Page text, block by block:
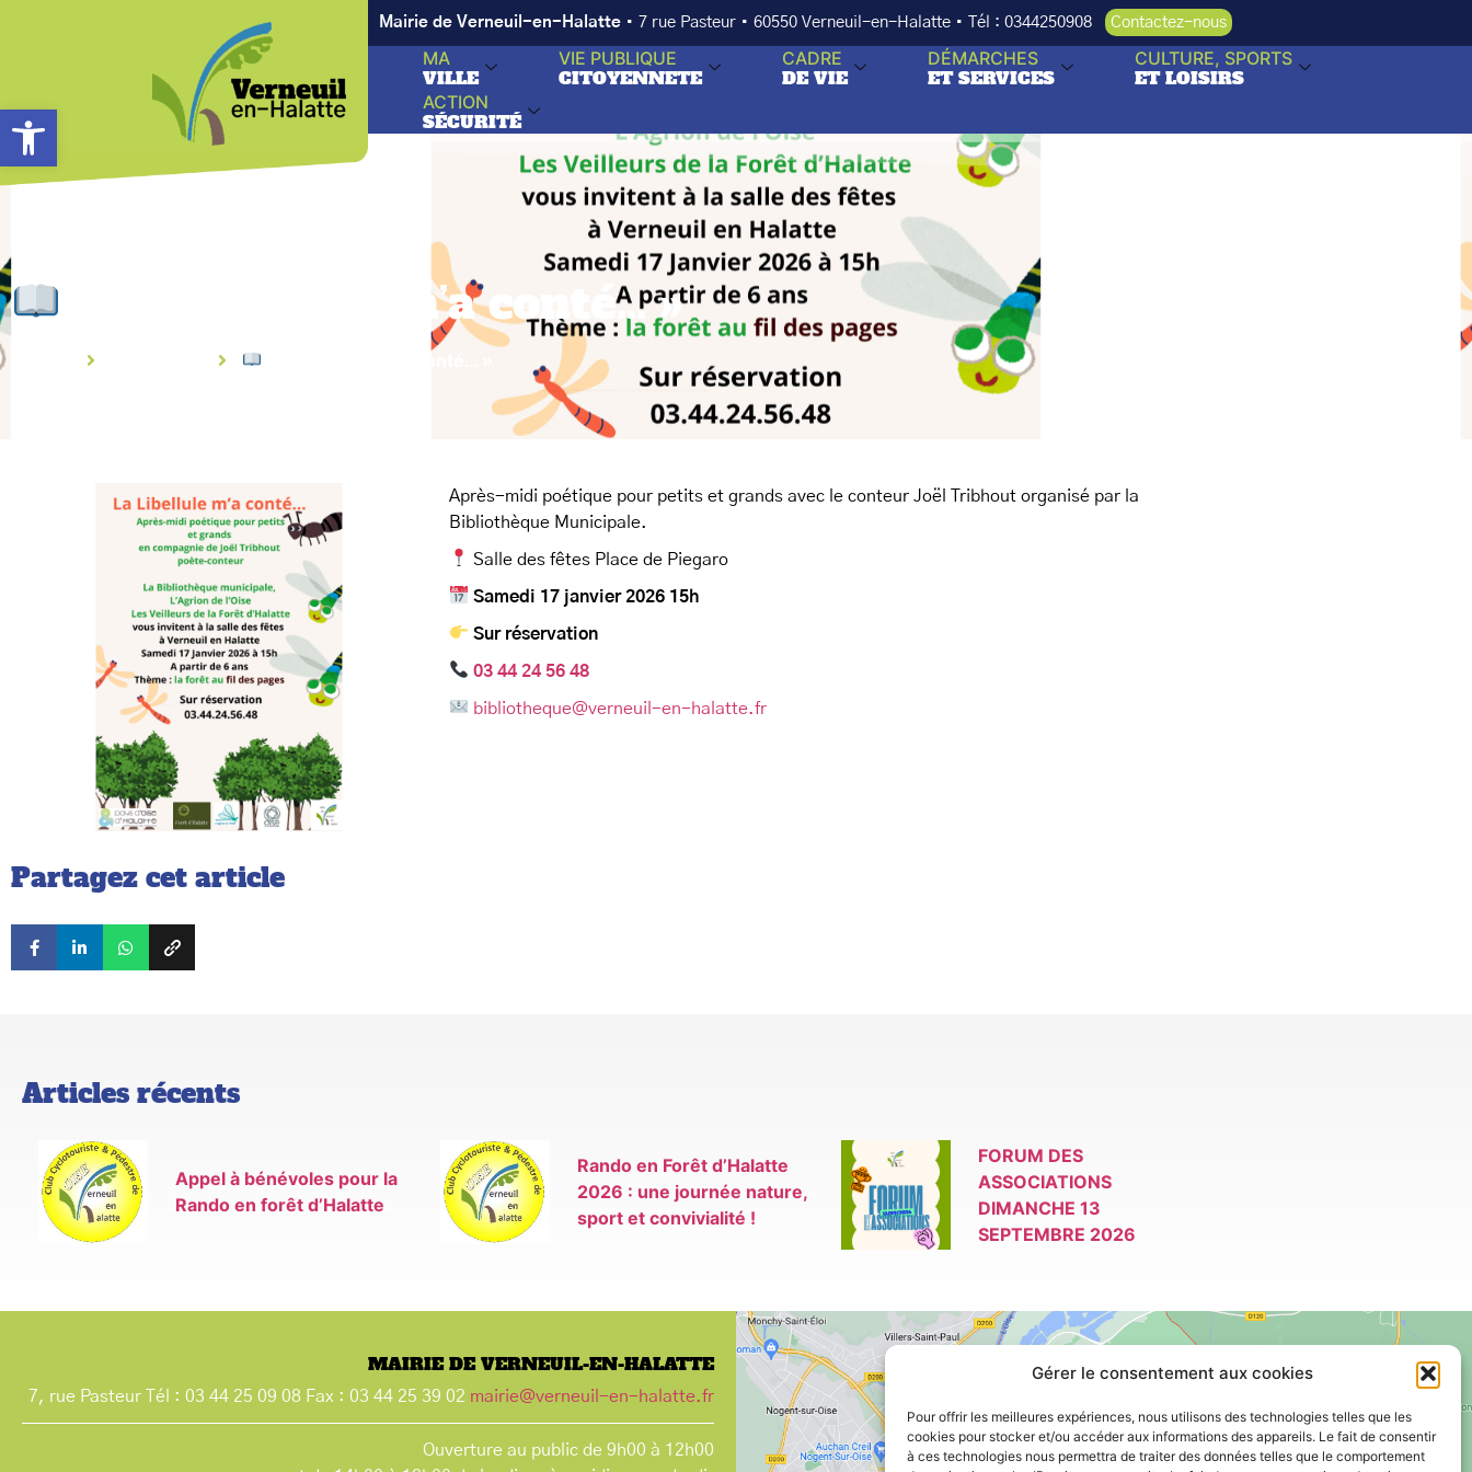
Ouvrir la barre d’outils
Gérer le consentement aux cookies
Pour offrir les meilleures expériences, nous utilisons des technologies telles que les
cookies pour stocker et/ou accéder aux informations des appareils. Le fait de consentir
à ces technologies nous permettra de traiter des données telles que le comportement
Mairie de Verneuil-en-Halatte • 7 rue Pasteur • 60550 Verneuil-en-Halatte • Tél : 0344250908 Contactez-nous
MA
VILLE
VIE PUBLIQUE
CITOYENNETE
CADRE
DE VIE
DÉMARCHES
ET SERVICES
CULTURE, SPORTS
ET LOISIRS
ACTION
SÉCURITÉ
« La Libellule m’a conté… »
Partagez cet article
Après-midi poétique pour petits et grands avec le conteur Joël Tribhout organisé par la
Bibliothèque Municipale.
Salle des fêtes Place de Piegaro
Samedi 17 janvier 2026 15h
Sur réservation
03 44 24 56 48
bibliotheque@verneuil-en-halatte.fr
Articles récents
Appel à bénévoles pour la
Rando en forêt d’Halatte
Rando en Forêt d’Halatte
2026 : une journée nature,
sport et convivialité !
FORUM DES
ASSOCIATIONS
DIMANCHE 13
SEPTEMBRE 2026
MAIRIE DE VERNEUIL-EN-HALATTE
7, rue Pasteur Tél : 03 44 25 09 08 Fax : 03 44 25 39 02 mairie@verneuil-en-halatte.fr
Ouverture au public de 9h00 à 12h00
Voir le plan de ville